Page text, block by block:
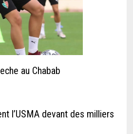
au Chabab
l’USMA devant des milliers